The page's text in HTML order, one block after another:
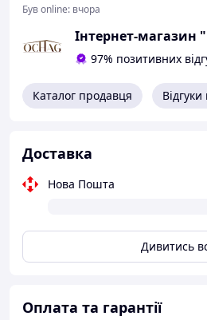
брикети.
Під час купівлі
котла надається
димохід із нержавіючої
Був online: вчора
Інтернет-магазин
97% позитивних
Каталог продавця
Доставка
Нова Пошта
Дивитись
Оплата та гарантії